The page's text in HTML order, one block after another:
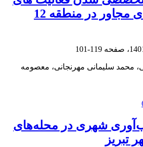
تجاری بر فضا های مجاور در منطقه 12
119-101
محمد سلیمانی مهرنجانی، معصومه
شهری در محله‌های